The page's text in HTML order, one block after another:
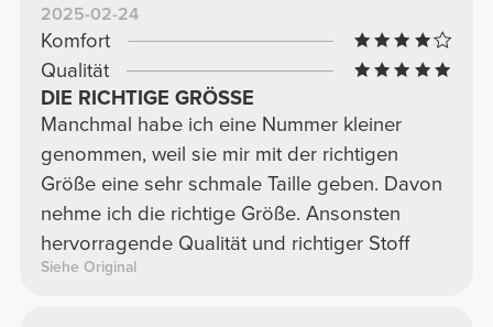
2025-02-24
Komfort
Qualität
DIE RICHTIGE GRÖSSE
Manchmal habe ich eine Nummer kleiner
genommen, weil sie mir mit der richtigen
Größe eine sehr schmale Taille geben. Davon
nehme ich die richtige Größe. Ansonsten
hervorragende Qualität und richtiger Stoff
Siehe Original